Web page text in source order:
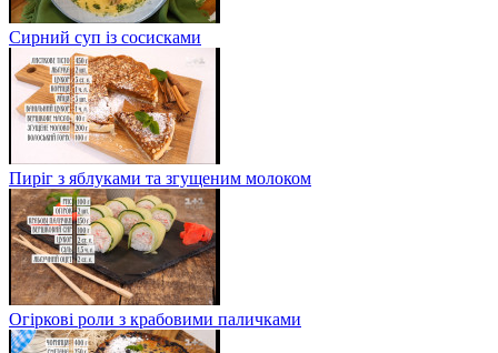
Сирний суп із сосисками
Пиріг з яблуками та згущеним молоком
Огіркові роли з крабовими паличками